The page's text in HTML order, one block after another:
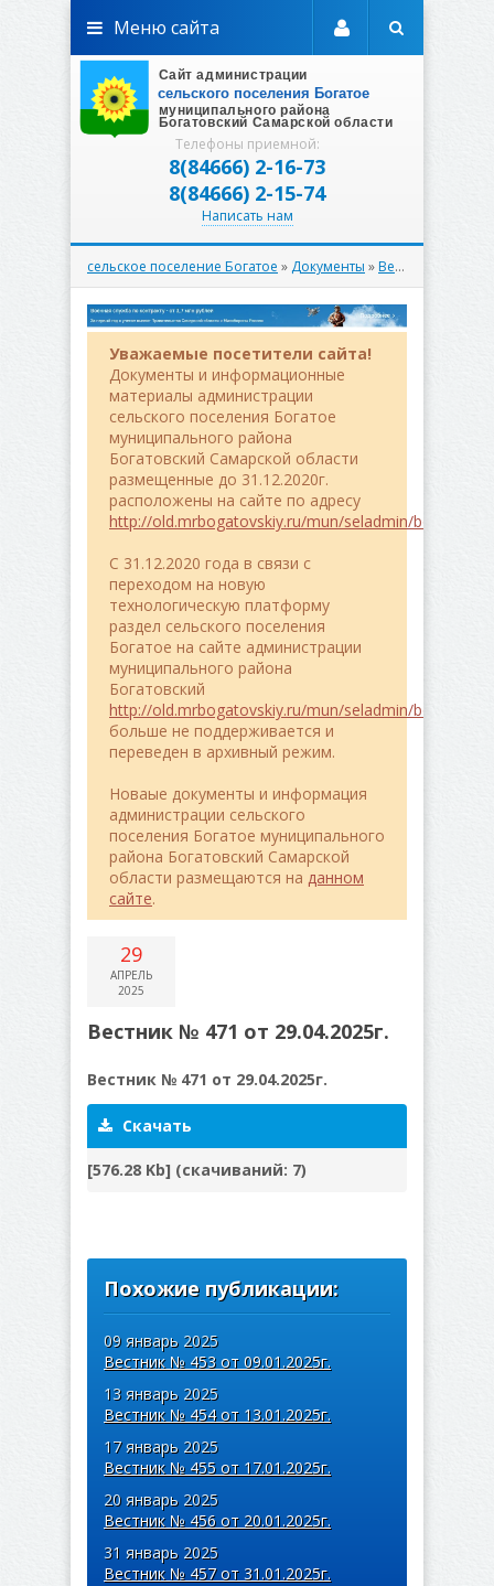
Телефоны приемной:
8(84666) 2-16-73
8(84666) 2-15-74
Написать нам
Меню сайта
сельское поселение Богатое » Документы »Вестник
Уважаемые посетители сайта!
Документы и информационные
материалы администрации
сельского поселения Богатое
муниципального района
Богатовский Самарской области
размещенные до 31.12.2020г.
расположены на сайте по адресу
http://old.mrbogatovskiy.ru/mun/seladmin/bogatoe/
C 31.12.2020 года в связи с
переходом на новую
технологическую платформу
раздел сельского поселения
Богатое на сайте администрации
муниципального района
Богатовский
http://old.mrbogatovskiy.ru/mun/seladmin/bogatoe/
больше не поддерживается и
переведен в архивный режим.
Новаые документы и информация
администрации сельского
поселения Богатое муниципального
района Богатовский Самарской
области размещаются на данном
сайте.
29
АПРЕЛЬ
2025
Вестник № 471 от 29.04.2025г.
Вестник № 471 от 29.04.2025г.
Скачать
[576.28 Kb] (cкачиваний: 7)
Похожие публикации:
09 январь 2025
Вестник № 453 от 09.01.2025г.
13 январь 2025
Вестник № 454 от 13.01.2025г.
17 январь 2025
Вестник № 455 от 17.01.2025г.
20 январь 2025
Вестник № 456 от 20.01.2025г.
31 январь 2025
Вестник № 457 от 31.01.2025г.